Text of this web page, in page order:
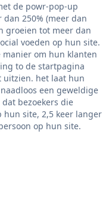
de powr-pop-up
250% (meer dan
groeien tot meer dan
voeden op hun site.
om hun klanten
to de startpagina
uitzien. het laat hun
een geweldige
bezoekers die
site, 2,5 keer langer
op hun site.